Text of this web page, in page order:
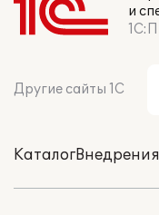
и
Другие сайты 1С
КаталогВнедрения